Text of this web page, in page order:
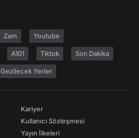
Zam Youtube
A101 Tiktok Son Dakika
Gezilecek Yerler
Kariyer
Kullanıcı Sözleşmesi
Yayın İlkeleri